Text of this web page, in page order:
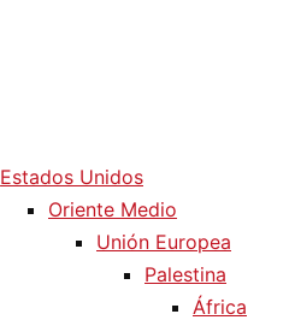
Estados Unidos
Oriente Medio
Unión Europea
Palestina
África